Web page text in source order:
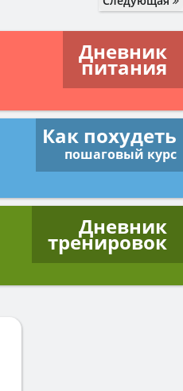
Дневник
питания
Как похудеть
пошаговый курс
Дневник
тренировок